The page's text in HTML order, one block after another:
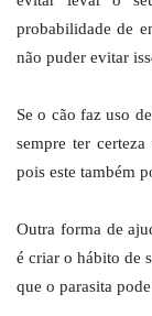
probabilidade de
não puder evitar
Se o cão faz uso
sempre ter
pois este também
Outra forma de
é criar o hábito de
que o parasita